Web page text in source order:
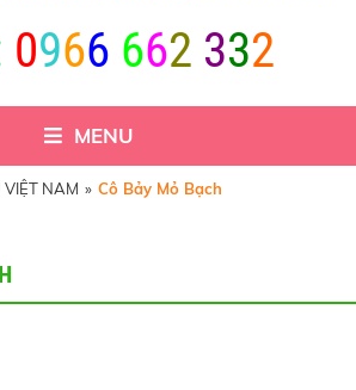
0966 662 332
MENU
NAM » Cô Bảy Mỏ Bạch